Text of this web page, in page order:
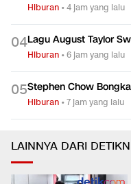
Hiburan •4 jam yang lalu
04Lagu August Taylor
Hiburan •6 jam yang lalu
05Stephen Chow
Hiburan •7 jam yang lalu
LAINNYA DARI